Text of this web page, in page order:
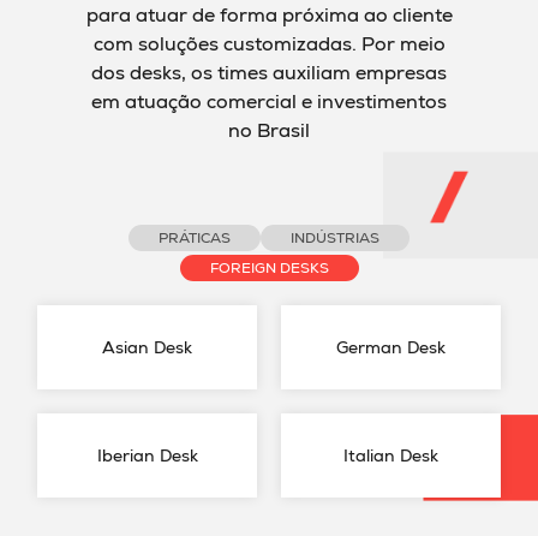
para atuar de forma próxima ao cliente
com soluções customizadas. Por meio
dos desks, os times auxiliam empresas
em atuação comercial e investimentos
no Brasil
PRÁTICAS
INDÚSTRIAS
FOREIGN DESKS
Asian Desk German Desk
Iberian Desk Italian Desk